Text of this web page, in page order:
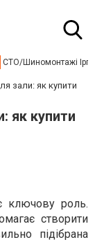
СТО/Шиномонтажі
зали: як купити
як купити
ключову роль.
створити
підібрана